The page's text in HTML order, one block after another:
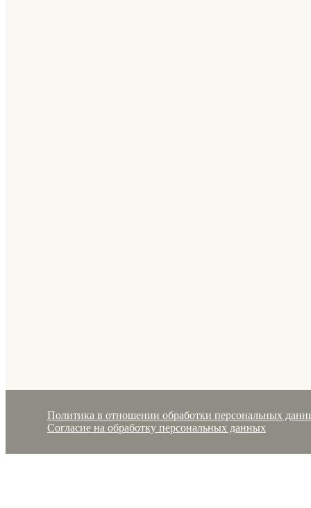
Политика в отношении обработки персональных
Согласие на обработку персональных данных